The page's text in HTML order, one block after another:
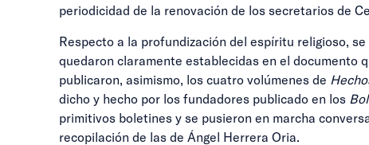
periodicidad de la renovación de los secretarios de
Respecto a la profundización del espíritu religioso,
quedaron claramente establecidas en el documento
publicaron, asimismo, los cuatro volúmenes de
dicho y hecho por los fundadores publicado en los
primitivos boletines y se pusieron en marcha
recopilación de las de Ángel Herrera Oria.